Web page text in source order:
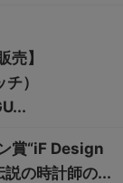
売】
）
賞“iF Design
の時計師の...